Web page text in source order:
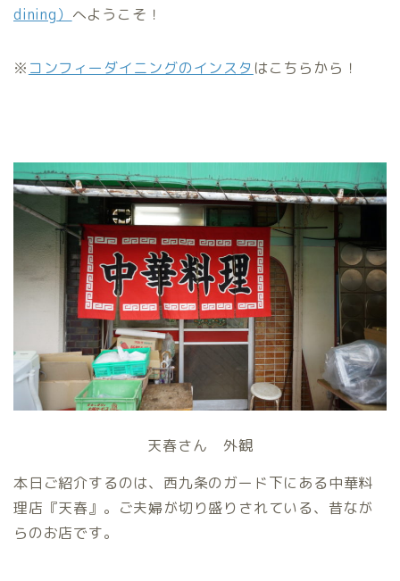
dining） へようこそ！
※ コンフィーダイニングのインスタ はこちらから！
天春さん 外観
本日ご紹介するのは、西九条のガード下にある中華料
理店『天春』。ご夫婦が切り盛りされている、昔なが
らのお店です。